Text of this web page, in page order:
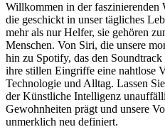
Willkommen in der faszinierenden
die geschickt in unser tägliches
mehr als nur Helfer, sie gehören
Menschen. Von Siri, die unsere
hin zu Spotify, das den
ihre stillen Eingriffe eine nahtlose
Technologie und Alltag. Lassen
der Künstliche Intelligenz
Gewohnheiten prägt und unsere
unmerklich neu definiert.